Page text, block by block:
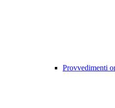
Provvedimenti